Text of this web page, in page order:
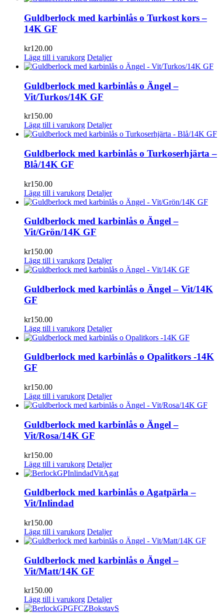
Guldberlock med karbinlås o Turkost kors –
14K GF
kr120.00
Lägg till i varukorg Detaljer
Guldberlock med karbinlås o Ängel –
Vit/Turkos/14K GF
kr150.00
Lägg till i varukorg Detaljer
Guldberlock med karbinlås o Turkoserhjärta –
Blå/14K GF
kr150.00
Lägg till i varukorg Detaljer
Guldberlock med karbinlås o Ängel –
Vit/Grön/14K GF
kr150.00
Lägg till i varukorg Detaljer
Guldberlock med karbinlås o Ängel – Vit/14K
GF
kr150.00
Lägg till i varukorg Detaljer
Guldberlock med karbinlås o Opalitkors -14K
GF
kr150.00
Lägg till i varukorg Detaljer
Guldberlock med karbinlås o Ängel –
Vit/Rosa/14K GF
kr150.00
Lägg till i varukorg Detaljer
Guldberlock med karbinlås o Agatpärla –
Vit/Inlindad
kr150.00
Lägg till i varukorg Detaljer
Guldberlock med karbinlås o Ängel –
Vit/Matt/14K GF
kr150.00
Lägg till i varukorg Detaljer